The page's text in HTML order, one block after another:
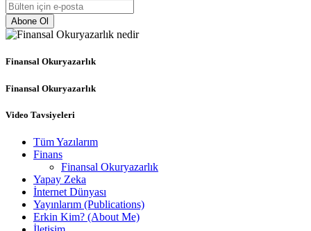
Abone Ol
Finansal Okuryazarlık
Finansal Okuryazarlık
Video Tavsiyeleri
Tüm Yazılarım
Finans
Finansal Okuryazarlık
Yapay Zeka
İnternet Dünyası
Yayınlarım (Publications)
Erkin Kim? (About Me)